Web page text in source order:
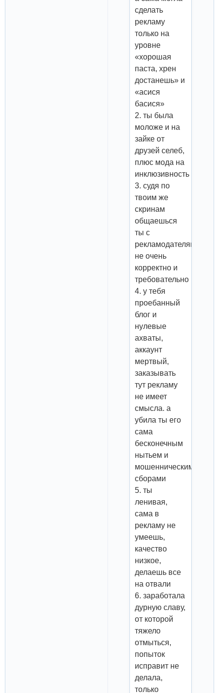
сделать
рекламу
только на
уровне
«хорошая
паста, хрен
достанешь» и
«асися
басися»
2. ты была
моложе и на
зайке от
друзей селеб,
плюс мода на
инклюзивность
3. судя по
твоим же
скринам
общаешься
ты с
рекламодателями
не очень
корректно и
требовательно
4. у тебя
проебанный
блог и
нулевые
ахваты,
аккаунт
мертвый,
заказывать
тут рекламу
не имеет
смысла. а
убила ты его
сама
бесконечным
нытьем и
мошенническими
сборами
5. ты
ленивая,
сама в
рекламу не
умеешь,
качество
низкое,
делаешь все
на отвали
6. заработала
дурную славу,
от которой
тяжело
отмыться,
попыток
исправит не
делала,
только